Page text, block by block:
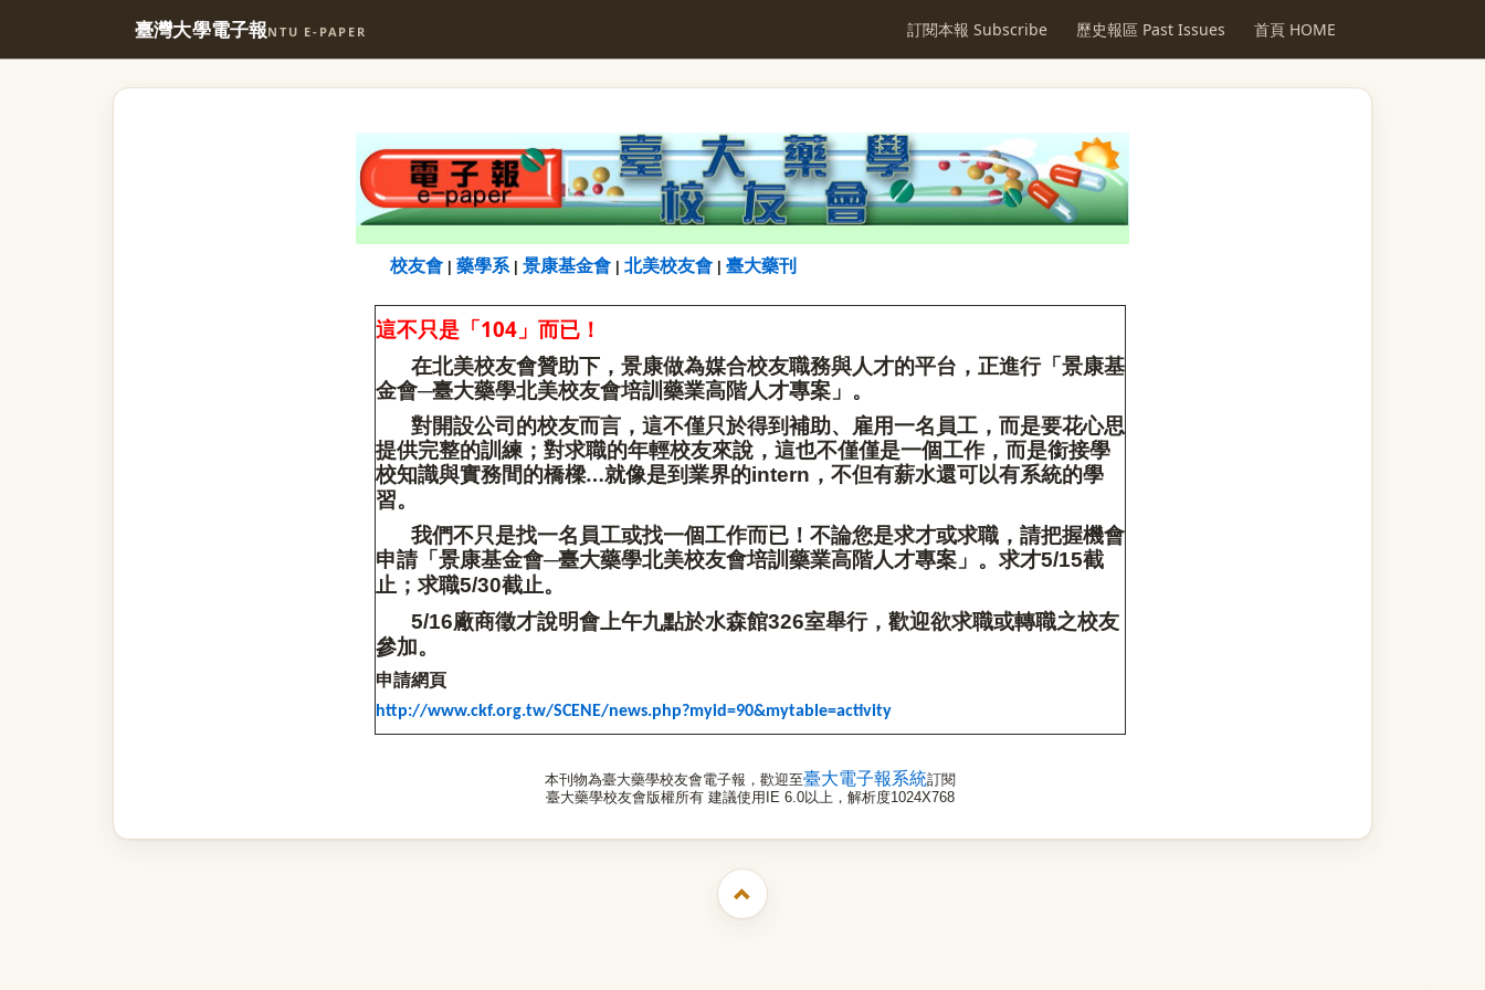
臺灣大學電子報NTU E-PAPER 訂閱本報 Subscribe 歷史報區 Past Issues 首頁 HOME
校友會 藥學系| 景康基金會 北美校友會 臺大藥刊
這不只是「 104」而已！
在北美校友會贊助下，景康做為媒合校友職務與人才的平台，正進行「景康基
金會─臺大藥學北美校友會培訓藥業高階人才專案」。
對開設公司的校友而言，這不僅只於得到補助、雇用一名員工，而是要花心思
提供完整的訓練；對求職的年輕校友來說，這也不僅僅是一個工作，而是銜接學
校知識與實務間的橋樑…就像是到業界的intern ，不但有薪水還可以有系統的學
習。
我們不只是找一名員工或找一個工作而已！不論您是求才或求職，請把握機會
申請「景康基金會─臺大藥學北美校友會培訓藥業高階人才專案」。求才5/15截
止；求職5/30截止。
5/16廠商徵才說明會上午九點於水森館326室舉行，歡迎欲求職或轉職之校友
參加。
申請網頁
http://www.ckf.org.tw/SCENE/news.php?myid=90&mytable=activity
本刊物為臺大藥學校友會電子報，歡迎至臺大電子報系統訂閱
臺大藥學校友會版權所有 建議使用IE 6.0以上，解析度1024X768